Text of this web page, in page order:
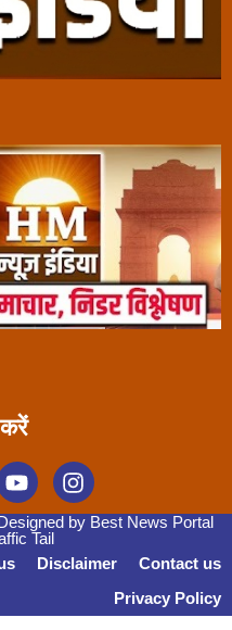
by Best News Portal
Tail
Disclaimer
Contact us
Privacy Policy